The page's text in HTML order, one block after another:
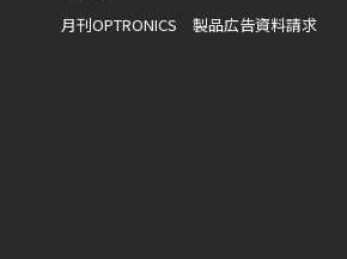
月刊OPTRONICS 製品広告資料請求